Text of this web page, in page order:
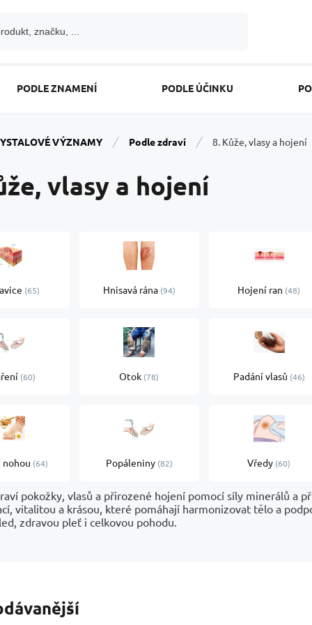
PODLE ZNAMENÍ PODLE ÚČINKU
VÝZNAMY Podle zdraví 8. Kůže, vlasy a hojení
vlasy a hojení
pokožky, vlasů a přirozené hojení pomocí síly minerálů a
vitalitou a krásou, které pomáhají harmonizovat tělo a
zdravou pleť i celkovou pohodu.
65 Hnisavá rána 94 Hojení ran 48
60 Otok 78 Padání vlasů 46
nohou 64 Popáleniny 82 Vředy 60